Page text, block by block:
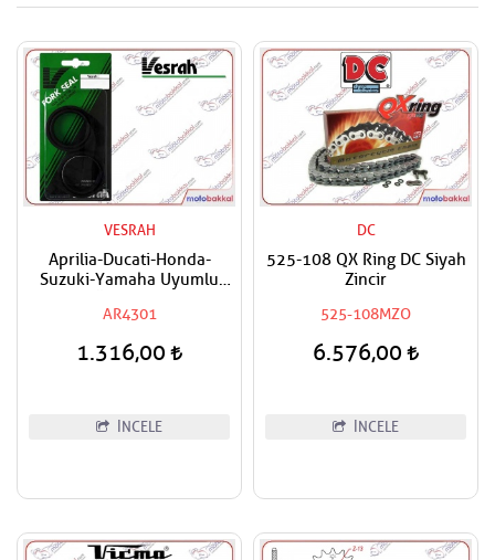
VESRAH
Aprilia-Ducati-Honda-
Suzuki-Yamaha Uyumlu
Keçesi
AR4301
1.316,00
İNCELE
DC
525-108 QX Ring DC Siyah
Zincir
525-108MZO
6.576,00
İNCELE